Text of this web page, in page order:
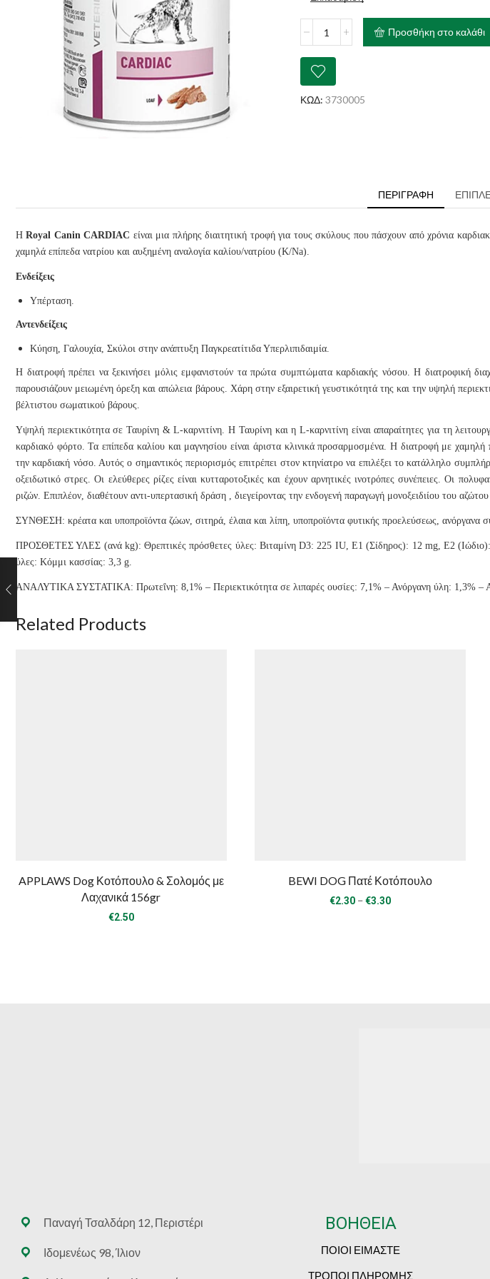
CANIN
Dog
Cardiac
ποσότητα
Προσθήκη στο καλάθι
ΚΩΔ: 3730005
ΠΕΡΙΓΡΑΦΉ
ΗRoyal Canin CARDIAC είναι μια πλήρης διαιτητική τροφή για τους σκύλους που πάσχουν από χρόνια
χαμηλά επίπεδα νατρίου και αυξημένη αναλογία καλίου/νατρίου (K/Na).
Ενδείξεις
Υπέρταση.
Αντενδείξεις
Κύηση, Γαλουχία, Σκύλοι στην ανάπτυξη Παγκρεατίτιδα Υπερλιπιδαιμία.
Η διατροφή πρέπει να ξεκινήσει μόλις εμφανιστούν τα πρώτα συμπτώματα καρδιακής νόσου. Η διατροφική
παρουσιάζουν μειωμένη όρεξη και απώλεια βάρους. Χάρη στην εξαιρετική γευστικότητά της και την υψηλή
βέλτιστου σωματικού βάρους.
Υψηλή περιεκτικότητα σε Ταυρίνη & L-καρνιτίνη. H Ταυρίνη και η L-καρνιτίνη είναι απαραίτητες για τη
καρδιακό φόρτο. Τα επίπεδα καλίου και μαγνησίου είναι άριστα κλινικά προσαρμοσμένα. Η διατροφή με
την καρδιακή νόσο. Αυτός ο σημαντικός περιορισμός επιτρέπει στον κτηνίατρο να επιλέξει το κατάλληλο
οξειδωτικό στρες. Οι ελεύθερες ρίζες είναι κυτταροτοξικές και έχουν αρνητικές ινοτρόπες συνέπειες. Οι
ριζών. Επιπλέον, διαθέτουν αντι-υπερτασική δράση , διεγείροντας την ενδογενή παραγωγή μονοξειδιίου του
ΣΥΝΘΕΣΗ: κρέατα και υποπροϊόντα ζώων, σιτηρά, έλαια και λίπη, υποπροϊόντα φυτικής προελεύσεως, ανόργανα
ΠΡΟΣΘΕΤΕΣ ΥΛΕΣ (ανά kg): Θρεπτικές πρόσθετες ύλες: Βιταμίνη D3: 225 IU, E1 (Σίδηρος): 12 mg, E2
ύλες: Κόμμι κασσίας: 3,3 g.
ΑΝΑΛΥΤΙΚΑ ΣΥΣΤΑΤΙΚΑ: Πρωτεΐνη: 8,1% – Περιεκτικότητα σε λιπαρές ουσίες: 7,1% – Ανόργανη ύλη: 1,3% –
Related Products
APPLAWS Dog Κοτόπουλο & Σολομός με
Λαχανικά 156gr
€2.50
BEWI DOG Πατέ Κοτόπουλο
€2.30 – €3.30Price
Παναγή Τσαλδάρη 12, Περιστέρι
Ιδομενέως 98, Ίλιον
ΒΟΗΘΕΙΑ
ΠΟΙΟΙ ΕΙΜΑΣΤΕ
ΤΡΟΠΟΙ ΠΛΗΡΩΜΗΣ